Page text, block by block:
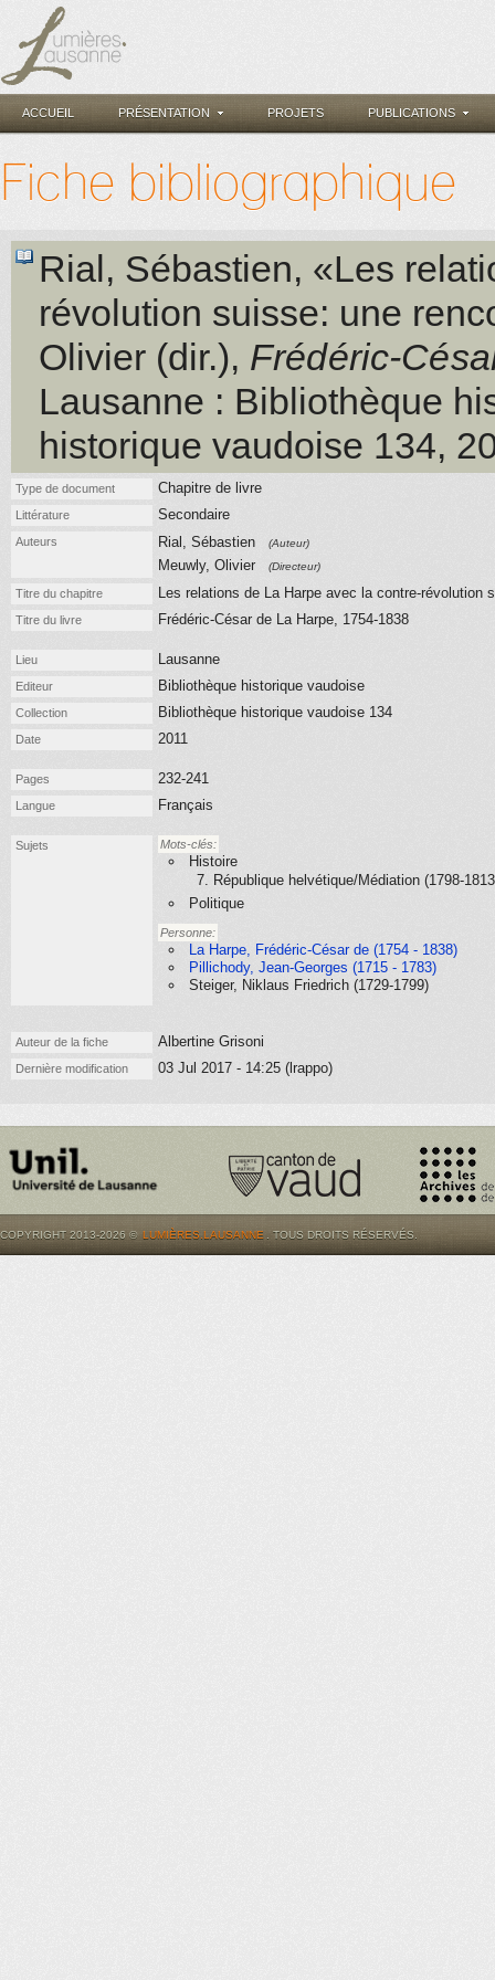
ACCUEIL PRÉSENTATION PROJETS PUBLICATIONS
Fiche bibliographique
Rial, Sébastien, «Les
révolution suisse: une
Olivier (dir.), Frédéric-
Lausanne : Bibliothèque
historique vaudoise 134,
Type de document Chapitre de livre
Littérature Secondaire
Auteurs Rial, Sébastien (Auteur)
Meuwly, Olivier (Directeur)
Titre du chapitre Les relations de La Harpe avec la contre-révolution
Titre du livre Frédéric-César de La Harpe, 1754-1838
Lieu Lausanne
Editeur Bibliothèque historique vaudoise
Collection Bibliothèque historique vaudoise 134
Date 2011
Pages 232-241
Langue Français
Sujets Mots-clés:
Histoire
7. République helvétique/Médiation (1798-
Politique
Personne:
La Harpe, Frédéric-César de (1754 - 1838)
Pillichody, Jean-Georges (1715 - 1783)
Steiger, Niklaus Friedrich (1729-1799)
Auteur de la fiche Albertine Grisoni
Dernière modification 03 Jul 2017 - 14:25 (lrappo)
COPYRIGHT 2013-2026 © LUMIÈRES.LAUSANNE . TOUS DROITS RÉSERVÉS.